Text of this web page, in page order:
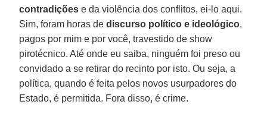
contradições e da violência dos conflitos, ei-lo aqui.
Sim, foram horas dediscurso político e ideológico,
pagos por mim e por você, travestido de show
pirotécnico. Até onde eu saiba, ninguém foi preso ou
convidado a se retirar do recinto por isto. Ou seja, a
política, quando é feita pelos novos usurpadores do
Estado, é permitida. Fora disso, é crime.